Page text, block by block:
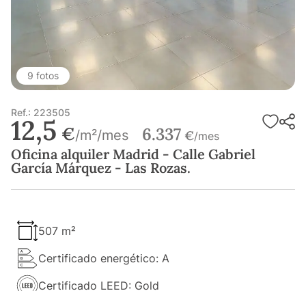
9 fotos
Ref.: 223505
12,5 €/m²/mes 6.337 €/mes
Oficina alquiler Madrid - Calle Gabriel
García Márquez - Las Rozas.
507 m²
Certificado energético: A
Certificado LEED: Gold